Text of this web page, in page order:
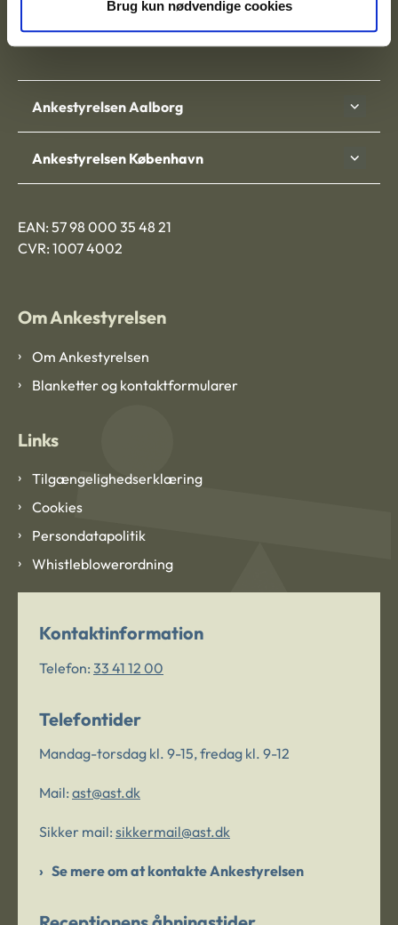
Brug kun nødvendige cookies
Nytorv 7, 2. sal
9000 Aalborg
Ankestyrelsen Aalborg
Ankestyrelsen København
EAN: 57 98 000 35 48 21
CVR: 1007 4002
Om Ankestyrelsen
Om Ankestyrelsen
Blanketter og kontaktformularer
Links
Tilgængelighedserklæring
Cookies
Persondatapolitik
Whistleblowerordning
Kontaktinformation
Telefon: 33 41 12 00
Telefontider
Mandag-torsdag kl. 9-15, fredag kl. 9-12
Mail: ast@ast.dk
Sikker mail: sikkermail@ast.dk
Se mere om at kontakte Ankestyrelsen